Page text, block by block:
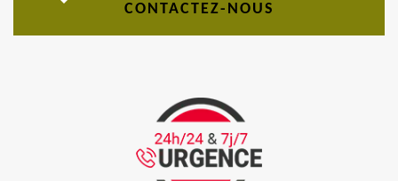
CONTACTEZ-NOUS